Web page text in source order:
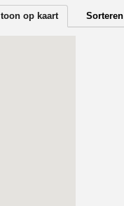
Sorteren
toon op kaart